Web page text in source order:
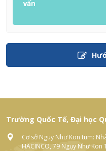
Cơ sở Nguỵ Như Kon tum:
Nội
Cơ sở Trịnh Văn Bô: Số 1,
Liêm, Hà Nội